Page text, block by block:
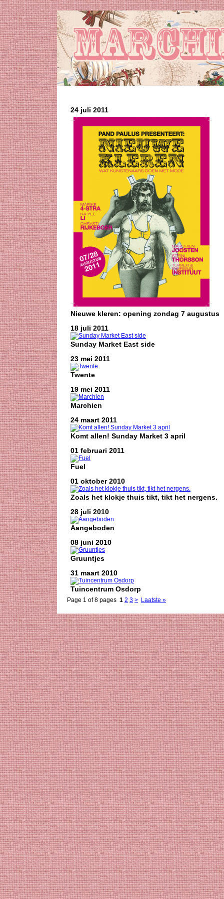
24 juli 2011
Nieuwe kleren: opening zondag 7 augustus
18 juli 2011
Sunday Market East side
23 mei 2011
Twente
19 mei 2011
Marchien
24 maart 2011
Komt allen! Sunday Market 3 april
01 februari 2011
Fuel
01 oktober 2010
Zoals het klokje thuis tikt, tikt het nergens.
28 juli 2010
Aangeboden
08 juni 2010
Gruuntjes
31 maart 2010
Tuincentrum Osdorp
Page 1 of 8 pages 1 2 3 > Laatste »